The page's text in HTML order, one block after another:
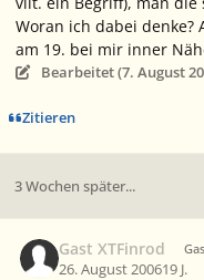
Woran ich dabei
am 19. bei mir inner
Bearbeitet (7. August
Zitieren
3 Wochen später...
Gast XTFinrod
26. August 200619 J.